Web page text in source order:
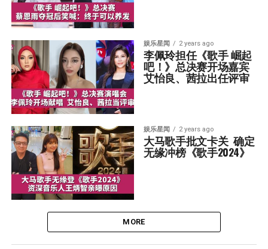
娱乐星闻 2 years ago
李佩玲担任《歌手 崛起
吧！》总决赛开场嘉宾
艾怡良、茜拉出任评审
娱乐星闻 2 years ago
大马歌手批文卡关  确定
无缘冲榜《歌手2024》
MORE